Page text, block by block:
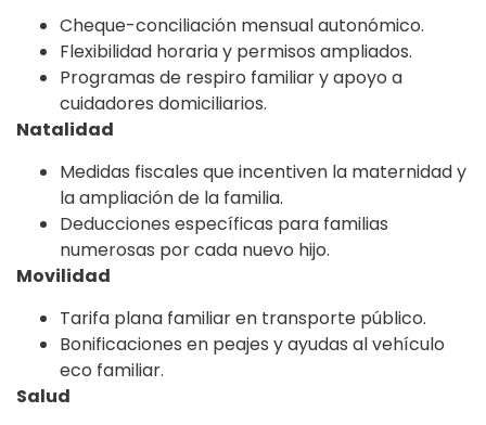
Cheque-conciliación mensual autonómico.
Flexibilidad horaria y permisos ampliados.
Programas de respiro familiar y apoyo a
cuidadores domiciliarios.
Natalidad
Medidas fiscales que incentiven la maternidad y
la ampliación de la familia.
Deducciones específicas para familias
numerosas por cada nuevo hijo.
Movilidad
Tarifa plana familiar en transporte público.
Bonificaciones en peajes y ayudas al vehículo
eco familiar.
Salud